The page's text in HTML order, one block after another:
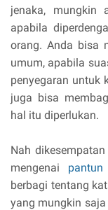
jenaka, mungkin
apabila
orang. Anda bisa
umum, apabila
penyegaran untuk
juga bisa
hal itu diperlukan.
Nah
mengenai
berbagi tentang
yang mungkin